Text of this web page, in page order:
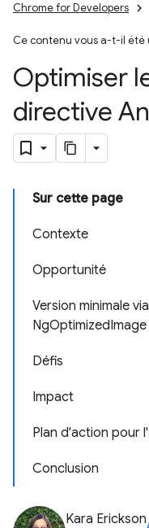
Chrome for Developers
Ce contenu vous a-t-il été
Optimiser
directive
Sur cette page
Contexte
Opportunité
Version minimale
NgOptimizedImage
Défis
Impact
Plan d'action pour
Conclusion
Kara Erickson